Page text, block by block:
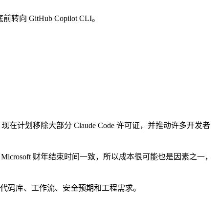
转向 GitHub Copilot CLI。
在计划移除大部分 Claude Code 许可证，并推动许多开发者
财年结束时间一致，所以成本很可能也是因素之一，
码库、工作流、安全预期和工程需求。